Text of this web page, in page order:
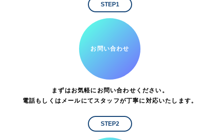
STEP1
お問い合わせ
まずはお気軽にお問い合わせください。
電話もしくはメールにてスタッフが丁寧に対応いたします。
STEP2